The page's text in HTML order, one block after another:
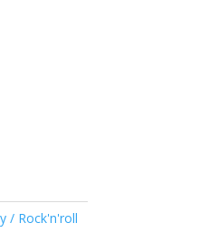
/ Rock'n'roll